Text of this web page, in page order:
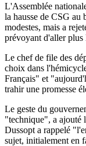
L'Assemblée
la hausse de CSG au
modestes, mais a
prévoyant d'aller plus
Le chef de file des
choix dans
Français" et
trahir une promesse
Le geste du
"technique", a ajouté
Dussopt a rappelé
sujet, initialement en